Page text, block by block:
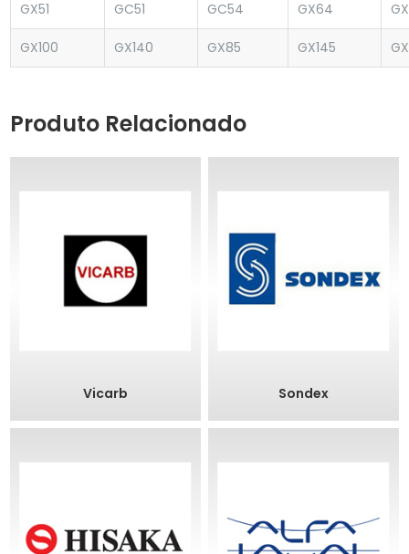
GX51 GC51 GC54 GX64
GX100 GX140 GX85 GX145
Produto Relacionado
Vicarb Sondex